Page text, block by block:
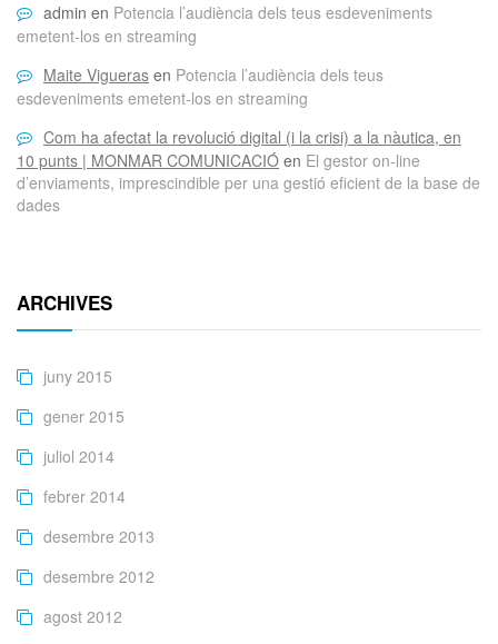
admin en Potencia l’audiència dels teus esdeveniments
emetent-los en streaming
Maite Vigueras en Potencia l’audiència dels teus
esdeveniments emetent-los en streaming
Com ha afectat la revolució digital (i la crisi) a la nàutica, en
10 punts | MONMAR COMUNICACIÓ en El gestor on-line
d’enviaments, imprescindible per una gestió eficient de la base de
dades
ARCHIVES
juny 2015
gener 2015
juliol 2014
febrer 2014
desembre 2013
desembre 2012
agost 2012